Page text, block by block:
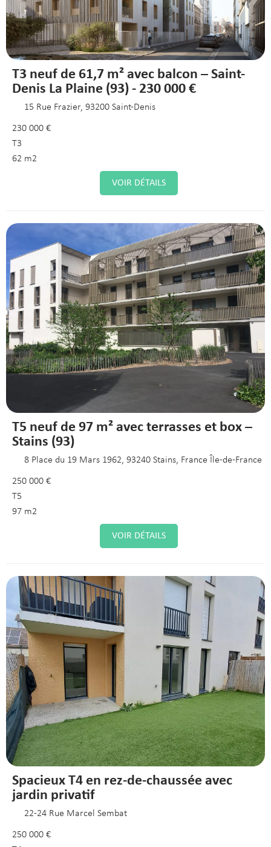
T3 neuf de 61,7 m² avec balcon – Saint-
Denis La Plaine (93) - 230 000 €
15 Rue Frazier, 93200 Saint-Denis
230 000 €
T3
62 m2
VOIR DÉTAILS
T5 neuf de 97 m² avec terrasses et box –
Stains (93)
8 Place du 19 Mars 1962, 93240 Stains, France Île-de-France
250 000 €
T5
97 m2
VOIR DÉTAILS
Spacieux T4 en rez-de-chaussée avec
jardin privatif
22-24 Rue Marcel Sembat
250 000 €